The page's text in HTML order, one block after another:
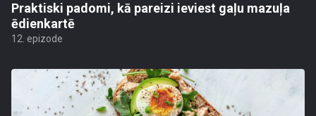
Praktiski padomi, kā pareizi ieviest gaļu mazuļa
ēdienkartē
12. epizode